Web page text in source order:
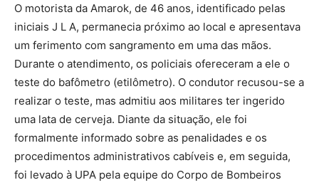
O motorista da Amarok, de 46 anos, identificado pelas
iniciais J L A, permanecia próximo ao local e apresentava
um ferimento com sangramento em uma das mãos.
Durante o atendimento, os policiais ofereceram a ele o
teste do bafômetro (etilômetro). O condutor recusou-se a
realizar o teste, mas admitiu aos militares ter ingerido
uma lata de cerveja. Diante da situação, ele foi
formalmente informado sobre as penalidades e os
procedimentos administrativos cabíveis e, em seguida,
foi levado à UPA pela equipe do Corpo de Bombeiros